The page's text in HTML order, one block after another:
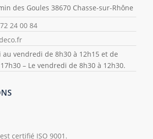
des Goules 38670 Chasse-sur-Rhône
24 00 84
au vendredi de 8h30 à 12h15 et de
– Le vendredi de 8h30 à 12h30.
certifié ISO 9001.